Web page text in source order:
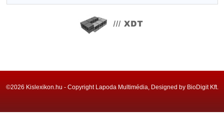
©2026 Kislexikon.hu - Copyright Lapoda Multimédia, Designed by BioDigit Kft.